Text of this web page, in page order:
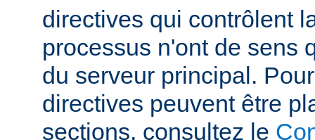
directives qui contrôlent
processus n'ont de sens
du serveur principal.
directives peuvent être
sections, consultez le